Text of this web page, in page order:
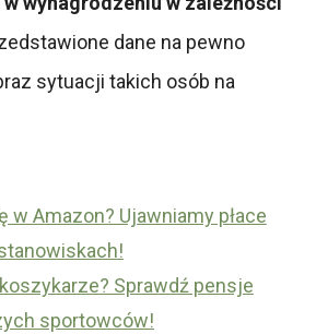
dane na pewno
sytuacji takich osób na
w Amazon? Ujawniamy płace
Sprawdź pensje
sportowców!